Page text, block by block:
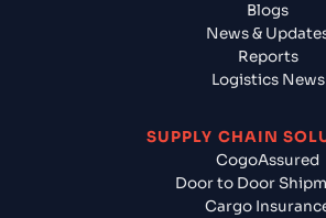
Blogs
News &
Reports
Logistics News
SUPPLY CHAIN
CogoAssured
Door to Door
Cargo